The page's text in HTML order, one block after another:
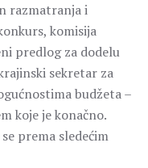
razmatranja i
komisija
predlog za dodelu
sekretar za
budžeta –
koje je konačno.
prema sledećim